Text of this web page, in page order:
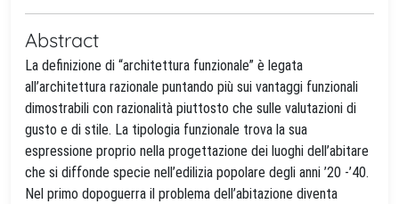
Abstract
La definizione di “architettura funzionale” è legata
all’architettura razionale puntando più sui vantaggi funzionali
dimostrabili con razionalità piuttosto che sulle valutazioni di
gusto e di stile. La tipologia funzionale trova la sua
espressione proprio nella progettazione dei luoghi dell’abitare
che si diffonde specie nell’edilizia popolare degli anni ’20 -’40.
Nel primo dopoguerra il problema dell’abitazione diventa